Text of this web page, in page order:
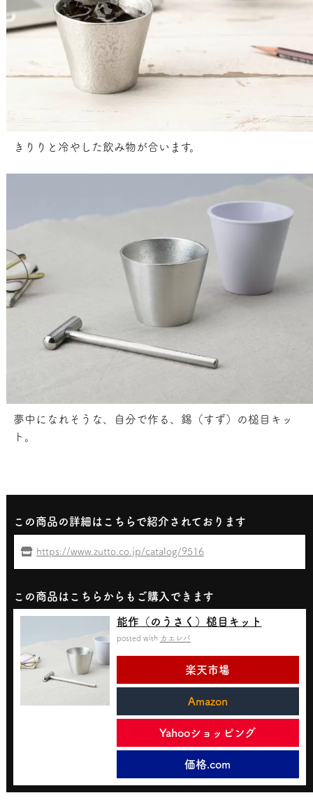
きりりと冷やした飲み物が合います。
夢中になれそうな、自分で作る、錫（すず）の槌目キッ
ト。
この商品の詳細はこちらで紹介されております
https://www.zutto.co.jp/catalog/9516
この商品はこちらからもご購入できます
能作（のうさく）槌目キット
posted with カエレバ
楽天市場
Amazon
Yahooショッピング
価格.com